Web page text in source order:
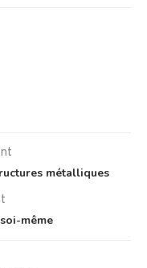
métalliques
même